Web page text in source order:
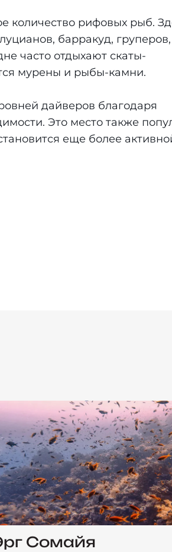
количество рифовых рыб.
барракуд, груперов,
часто отдыхают скаты-
мурены и рыбы-камни.
дайверов благодаря
Это место также
еще более
Сомайя